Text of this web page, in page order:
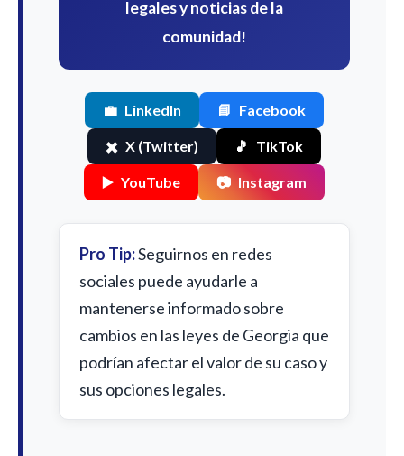
legales y noticias de la
comunidad!
💼 LinkedIn 📘 Facebook
✖️ X (Twitter) 🎵 TikTok
▶️ YouTube 📷 Instagram
Pro Tip:Seguirnos en redes
sociales puede ayudarle a
mantenerse informado sobre
cambios en las leyes de Georgia que
podrían afectar el valor de su caso y
sus opciones legales.